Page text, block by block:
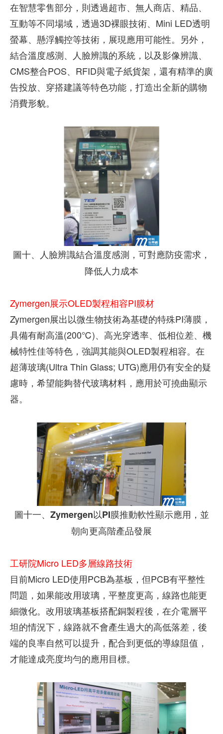
在智慧零售部分，則透過超市、無人商店、精品、
互動等不同場域，透過3D裸眼技術、Mini LED透明
螢幕、懸浮觸控等技術，展現應用可能性。另外，
結合溫度感測、人臉辨識的系統，以及影像辨識、
CMS整合POS、RFID與電子紙貨架，還有精準的廣
告投放、穿搭建議等特色功能，打造出全新的購物
消費形貌。
圖十、人臉辨識結合溫度感測，可對應防疫需求，
降低人力成本
Zymergen展示OLED製程相容PI膜材
Zymergen展出以微生物技術為基礎的特殊PI薄膜，
具備有耐高溫(200℃)、高光穿透率、低相位差、機
械特性佳等特色，強調其能與OLED製程相容。在
超薄玻璃(Ultra Thin Glass; UTG)應用仍有安全的疑
慮時，希望能夠替代玻璃材料，應用於可撓曲顯示
器。
圖十一、Zymergen以PI膜推動軟性顯示應用，並
朝向更高階產品發展
工研院Micro LED多層線路技術
目前Micro LED使用PCB為基板，但PCB有平整性
問題，如果能改用玻璃，平整度更高，線路也能更
細微化。改用玻璃基板搭配銅製程後，在介電層平
坦的情況下，線路就不會產生過大的高低落差，後
端的良率自然可以提升，配合到更低的導線阻值，
才能達成亮度均勻的應用目標。